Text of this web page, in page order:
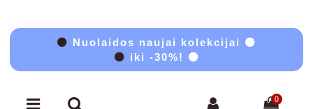
⚫ Nuolaidos naujai kolekcijai ⚫
⚫ iki -30%! ⚫
0